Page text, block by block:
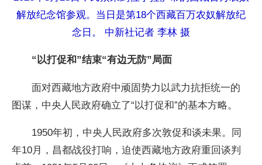
解放纪念馆参观。当日是第18个西藏百万农奴解放纪
念日。 中新社记者 李林 摄
“以打促和”结束“有边无防”局面
面对西藏地方政府中顽固势力以武力抗拒统一的
图谋，中央人民政府确立了“以打促和”的基本方略。
1950年初，中央人民政府多次敦促和谈未果。同
年10月，昌都战役打响，迫使西藏地方政府重回谈判